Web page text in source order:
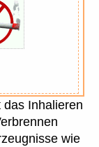
Inhalieren
wie